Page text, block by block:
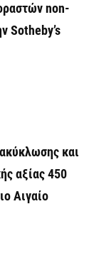
non-
Sotheby’s
και
αξίας 450
Αιγαίο